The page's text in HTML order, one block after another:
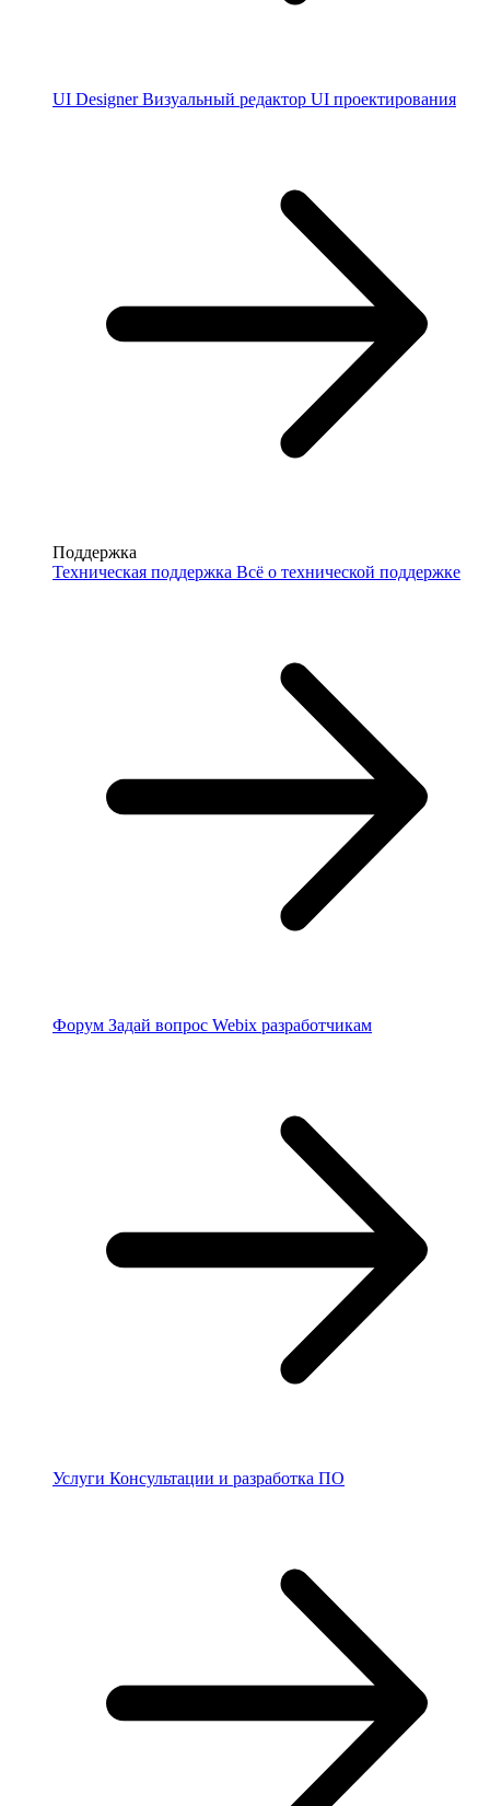
UI Designer Визуальный редактор UI проектирования
Поддержка
Техническая поддержка Всё о технической поддержке
Форум Задай вопрос Webix разработчикам
Услуги Консультации и разработка ПО